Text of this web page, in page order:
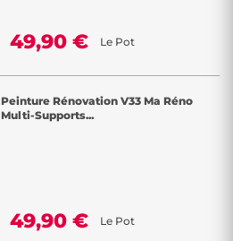
49,90 € Le Pot
Peinture Rénovation V33 Ma Réno
Multi-Supports...
49,90 € Le Pot